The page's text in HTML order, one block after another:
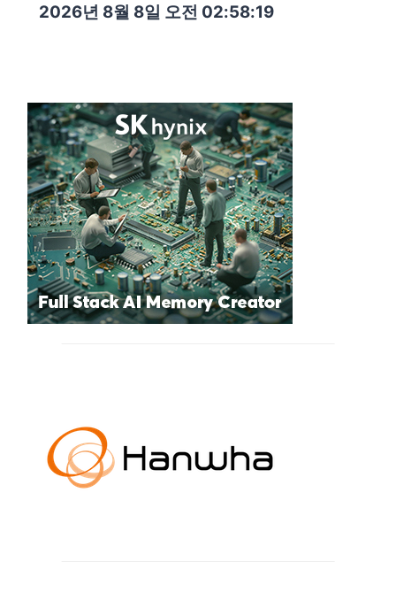
2026년 8월 8일 오전 02:58:20